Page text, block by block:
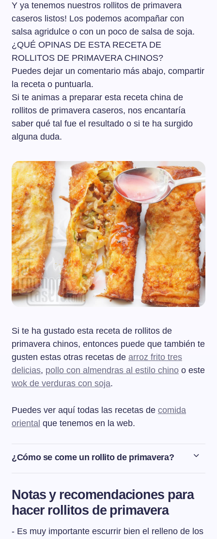
Y ya tenemos nuestros rollitos de primavera
caseros listos! Los podemos acompañar con
salsa agridulce o con un poco de salsa de soja.
¿QUÉ OPINAS DE ESTA RECETA DE
ROLLITOS DE PRIMAVERA CHINOS?
Puedes dejar un comentario más abajo, compartir
la receta o puntuarla.
Si te animas a preparar esta receta china de
rollitos de primavera caseros, nos encantaría
saber qué tal fue el resultado o si te ha surgido
alguna duda.
Si te ha gustado esta receta de rollitos de
primavera chinos, entonces puede que también te
gusten estas otras recetas de arroz frito tres
delicias, pollo con almendras al estilo chino o este
wok de verduras con soja.
Puedes ver aquí todas las recetas de comida
oriental que tenemos en la web.
¿Cómo se come un rollito de primavera?
Podemos comer el rollito de primavera mojándolo
podemos abrirlo por la mitad y echar por encima una
cucharada de una de las salsas para que se impregne
Notas y recomendaciones para
hacer rollitos de primavera
- Es muy importante escurrir bien el relleno de los